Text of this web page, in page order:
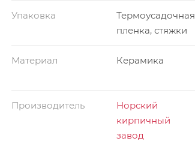
Упаковка
Термоусадочная
пленка, стяжки
Материал Керамика
Производитель
Норский
кирпичный
завод